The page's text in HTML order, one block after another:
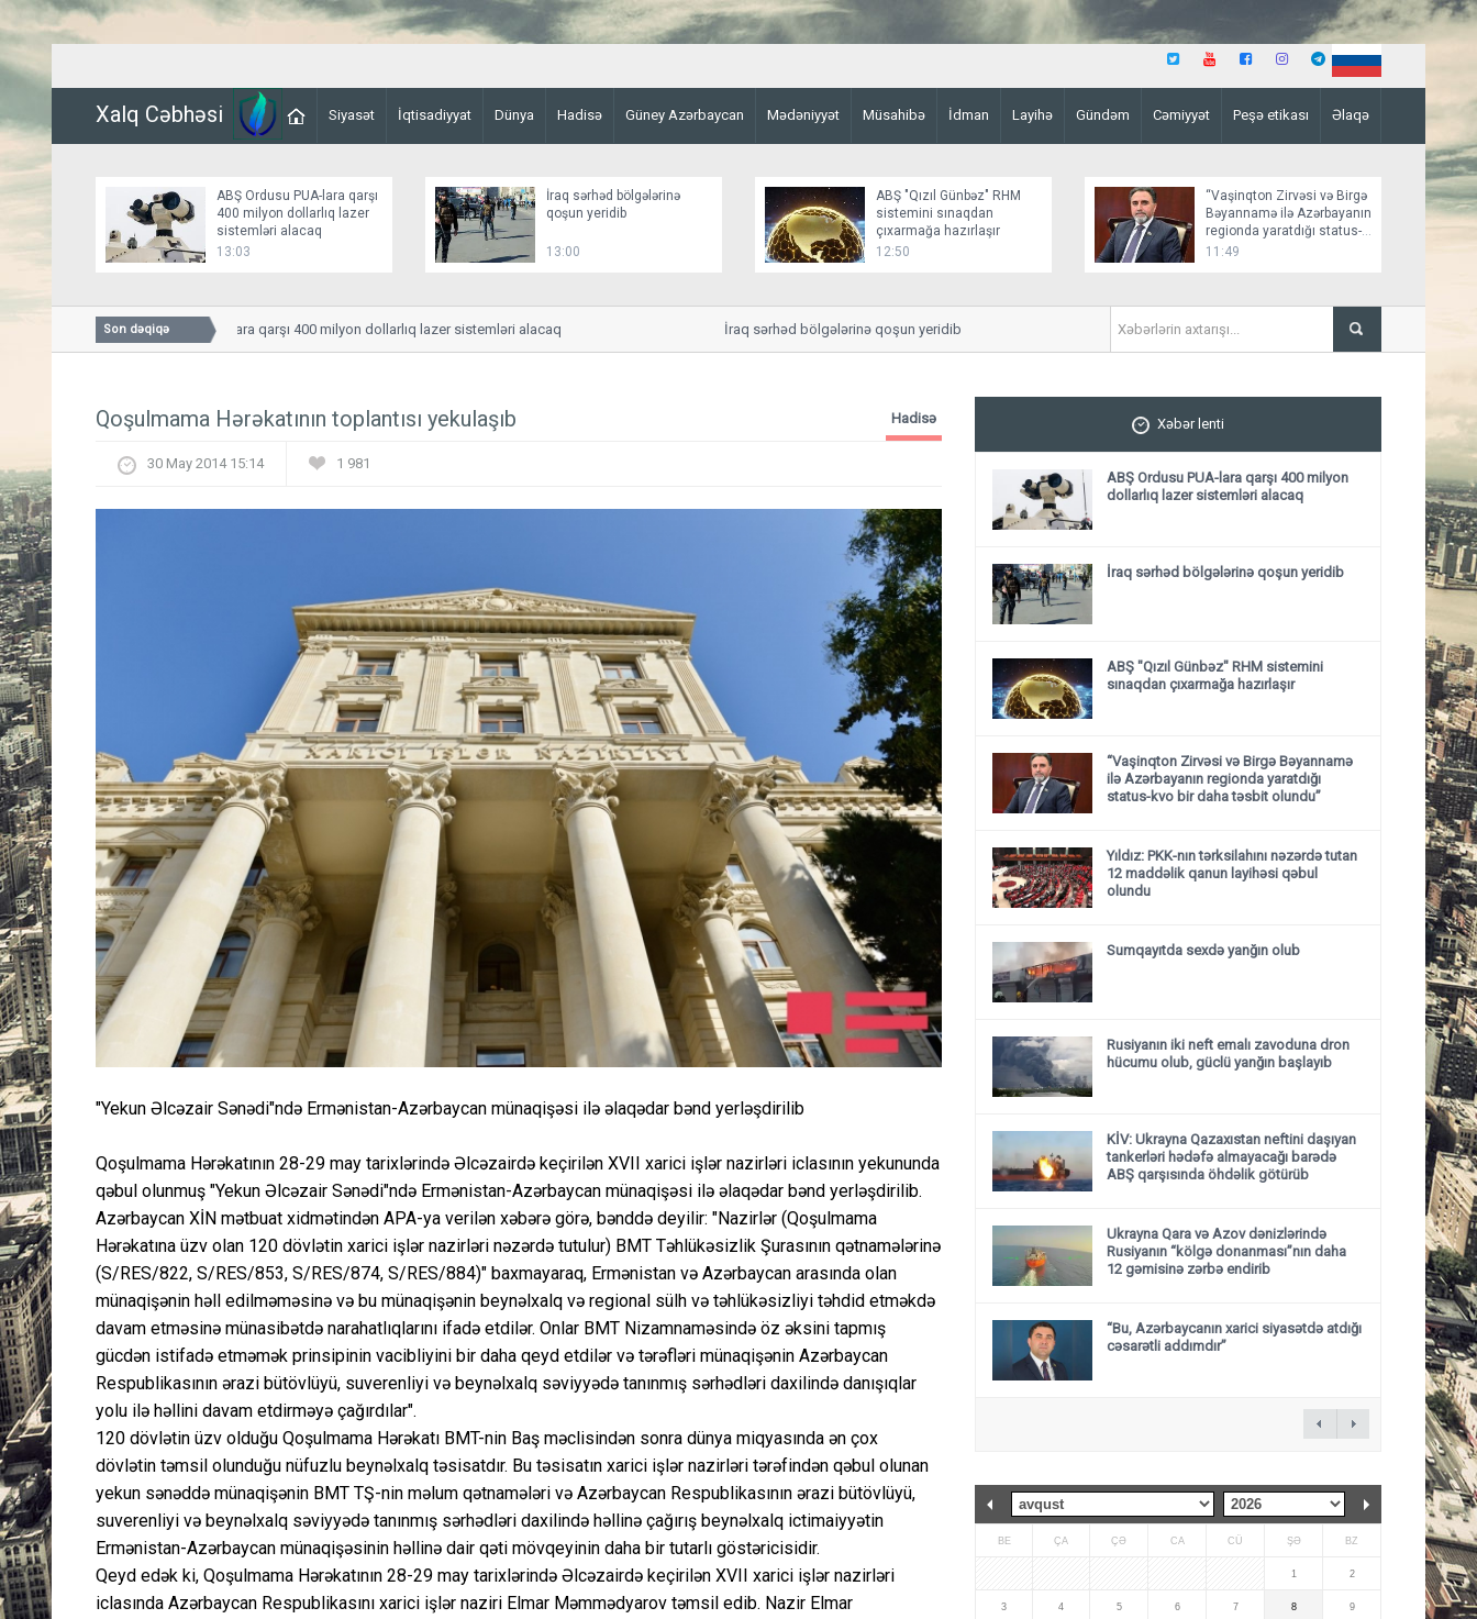
Xalq Cəbhəsi Siyasət İqtisadiyyat Dünya Hadisə Güney Azərbaycan Mədəniyyət Müsahibə İdman Layihə Gündəm Cəmiyyət Peşə etikası Əlaqə
ABŞ Ordusu PUA-lara qarşı
400 milyon dollarlıq lazer
sistemləri alacaq
13:03
İraq sərhəd bölgələrinə
qoşun yeridib
13:00
ABŞ "Qızıl Günbəz" RHM
sistemini sınaqdan
çıxarmağa hazırlaşır
12:50
“Vaşinqton Zirvəsi və Birgə
Bəyannamə ilə Azərbayanın
regionda yaratdığı status-
kvo bir daha təsbit olundu”
11:49
Son dəqiqə
ABŞ Ordusu PUA-lara qarşı 400 milyon dollarlıq lazer sistemləri alacaq İraq sərhəd bölgələrinə qoşun yeridib ABŞ "Qızıl Günbəz" RHM
Qoşulmama Hərəkatının toplantısı yekulaşıb Hadisə
30 May 2014 15:14 1 981
"Yekun Əlcəzair Sənədi"ndə Ermənistan-Azərbaycan münaqişəsi ilə əlaqədar bənd yerləşdirilib
Qoşulmama Hərəkatının 28-29 may tarixlərində Əlcəzairdə keçirilən XVII xarici işlər nazirləri iclasının yekununda
qəbul olunmuş "Yekun Əlcəzair Sənədi"ndə Ermənistan-Azərbaycan münaqişəsi ilə əlaqədar bənd yerləşdirilib.
Azərbaycan XİN mətbuat xidmətindən APA-ya verilən xəbərə görə, bənddə deyilir: "Nazirlər (Qoşulmama
Hərəkatına üzv olan 120 dövlətin xarici işlər nazirləri nəzərdə tutulur) BMT Təhlükəsizlik Şurasının qətnamələrinə
(S/RES/822, S/RES/853, S/RES/874, S/RES/884)" baxmayaraq, Ermənistan və Azərbaycan arasında olan
münaqişənin həll edilməməsinə və bu münaqişənin beynəlxalq və regional sülh və təhlükəsizliyi təhdid etməkdə
davam etməsinə münasibətdə narahatlıqlarını ifadə etdilər. Onlar BMT Nizamnaməsində öz əksini tapmış
gücdən istifadə etməmək prinsipinin vacibliyini bir daha qeyd etdilər və tərəfləri münaqişənin Azərbaycan
Respublikasının ərazi bütövlüyü, suverenliyi və beynəlxalq səviyyədə tanınmış sərhədləri daxilində danışıqlar
yolu ilə həllini davam etdirməyə çağırdılar".
120 dövlətin üzv olduğu Qoşulmama Hərəkatı BMT-nin Baş məclisindən sonra dünya miqyasında ən çox
dövlətin təmsil olunduğu nüfuzlu beynəlxalq təsisatdır. Bu təsisatın xarici işlər nazirləri tərəfindən qəbul olunan
yekun sənəddə münaqişənin BMT TŞ-nin məlum qətnamələri və Azərbaycan Respublikasının ərazi bütövlüyü,
suverenliyi və beynəlxalq səviyyədə tanınmış sərhədləri daxilində həllinə çağırış beynəlxalq ictimaiyyətin
Ermənistan-Azərbaycan münaqişəsinin həllinə dair qəti mövqeyinin daha bir tutarlı göstəricisidir.
Qeyd edək ki, Qoşulmama Hərəkatının 28-29 may tarixlərində Əlcəzairdə keçirilən XVII xarici işlər nazirləri
iclasında Azərbaycan Respublikasını xarici işlər naziri Elmar Məmmədyarov təmsil edib. Nazir Elmar
Xəbər lenti
ABŞ Ordusu PUA-lara qarşı 400 milyon
dollarlıq lazer sistemləri alacaq
İraq sərhəd bölgələrinə qoşun yeridib
ABŞ "Qızıl Günbəz" RHM sistemini
sınaqdan çıxarmağa hazırlaşır
“Vaşinqton Zirvəsi və Birgə Bəyannamə
ilə Azərbayanın regionda yaratdığı
status-kvo bir daha təsbit olundu”
Yıldız: PKK-nın tərksilahını nəzərdə tutan
12 maddəlik qanun layihəsi qəbul
olundu ​​​​​​​
Sumqayıtda sexdə yanğın olub
Rusiyanın iki neft emalı zavoduna dron
hücumu olub, güclü yanğın başlayıb
KİV: Ukrayna Qazaxıstan neftini daşıyan
tankerləri hədəfə almayacağı barədə
ABŞ qarşısında öhdəlik götürüb
Ukrayna Qara və Azov dənizlərində
Rusiyanın “kölgə donanması”nın daha
12 gəmisinə zərbə endirib
“Bu, Azərbaycanın xarici siyasətdə atdığı
cəsarətli addımdır”
BE ÇA ÇƏ CA CÜ ŞƏ BZ
1 2
3 4 5 6 7 8 9